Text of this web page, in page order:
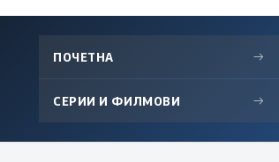
ПОЧЕТНА →
СЕРИИ И ФИЛМОВИ →